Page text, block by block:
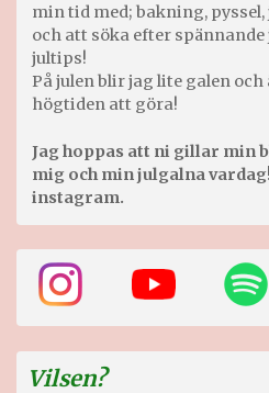
min tid med; bakning,
och att söka efter
jultips!
På julen blir jag lite galen
högtiden att göra!
Jag hoppas att ni gillar min
mig och min julgalna
instagram.
Vilsen?